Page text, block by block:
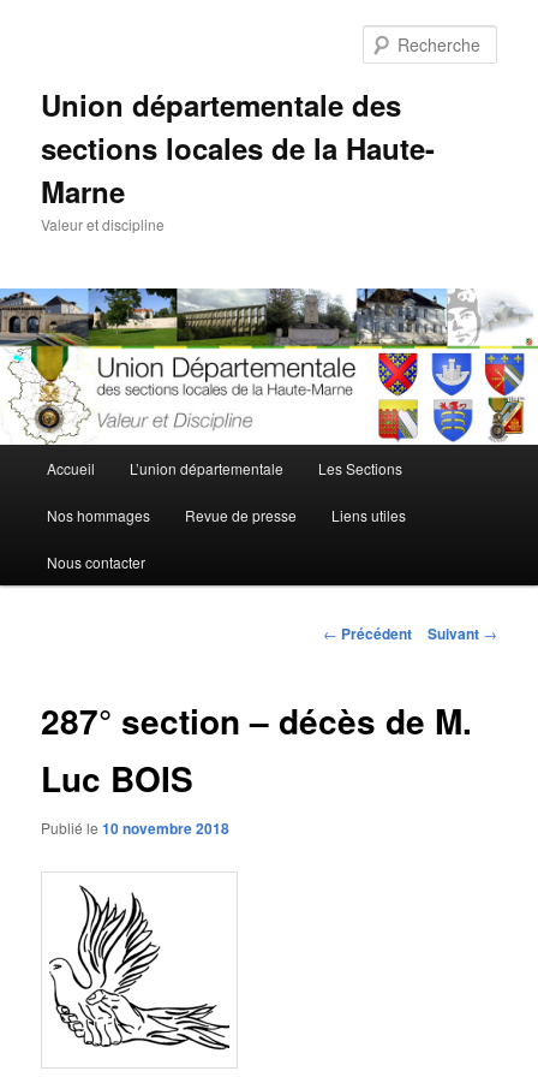
Union départementale des
sections locales de la Haute-
Marne
Valeur et discipline
principal
Accueil L’union départementale Les Sections
Nos hommages Revue de presse Liens utiles
Nous contacter
Navigation
← Précédent Suivant →
287° section – décès de M.
Luc BOIS
Publié le10 novembre 2018